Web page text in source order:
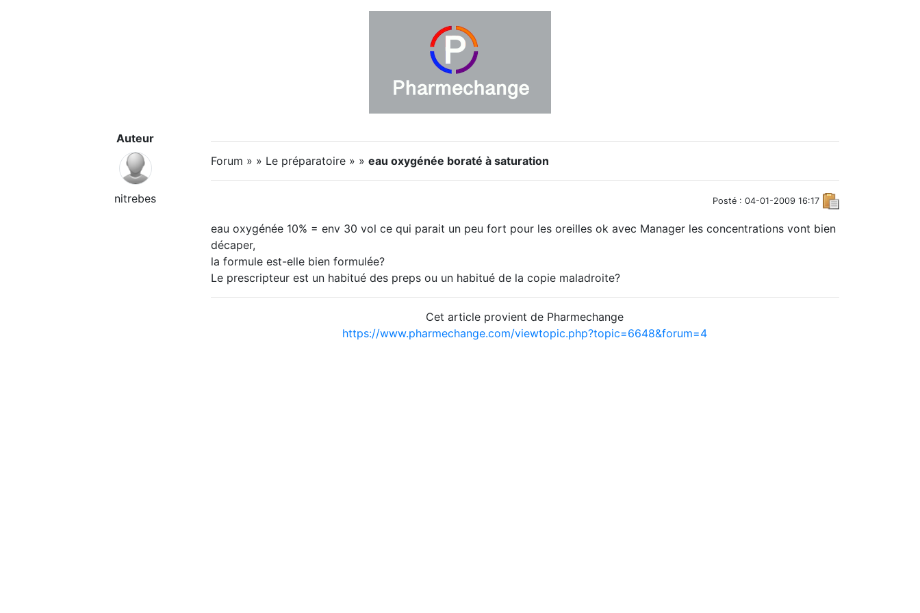
Auteur
nitrebes
Forum » » Le préparatoire » » eau oxygénée boraté à saturation
Posté : 04-01-2009 16:17
eau oxygénée 10% = env 30 vol ce qui parait un peu fort pour les oreilles ok avec Manager les concentrations vont bien
décaper,
la formule est-elle bien formulée?
Le prescripteur est un habitué des preps ou un habitué de la copie maladroite?
Cet article provient de Pharmechange
https://www.pharmechange.com/viewtopic.php?topic=6648&forum=4